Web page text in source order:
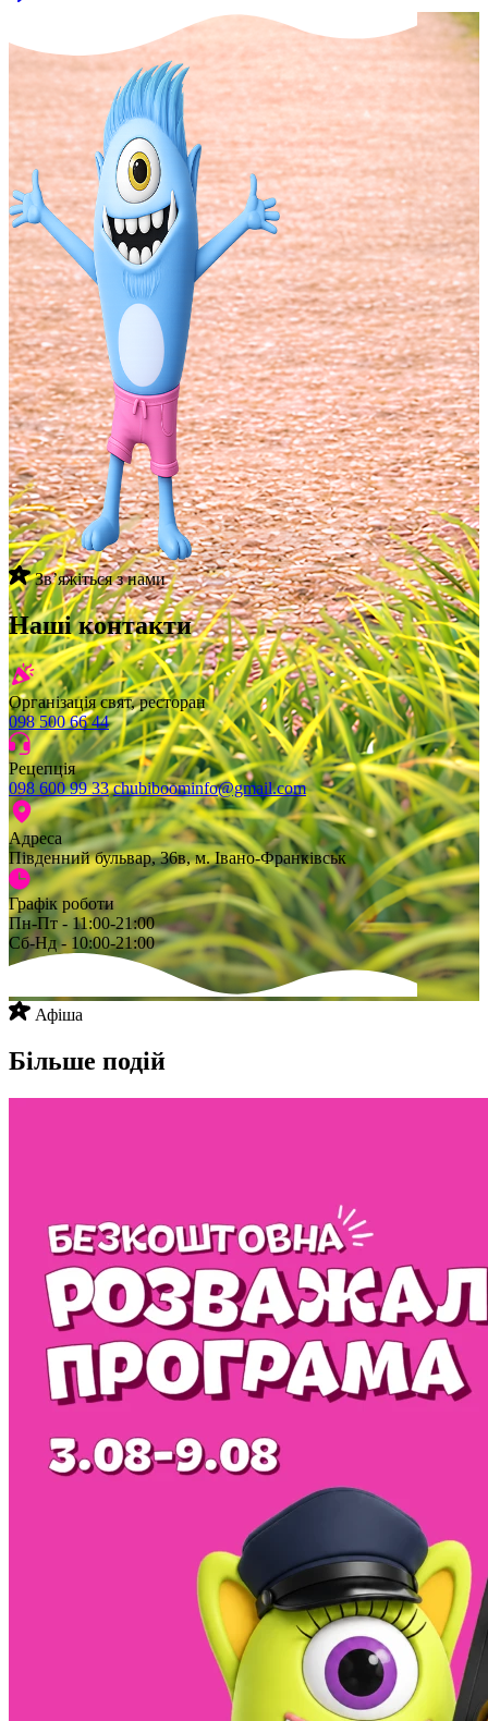
Звʼяжіться з нами
Наші контакти
Організація свят, ресторан
098 500 66 44
Рецепція
098 600 99 33 chubiboominfo@gmail.com
Адреса
Південний бульвар, 36в, м. Івано-Франківськ
Графік роботи
Пн-Пт - 11:00-21:00
Сб-Нд - 10:00-21:00
Афіша
Більше подій